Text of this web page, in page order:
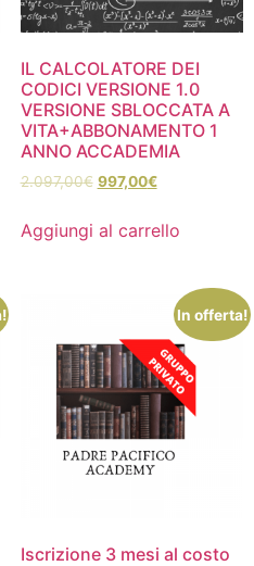
IL CALCOLATORE DEI
CODICI VERSIONE 1.0
VERSIONE SBLOCCATA A
VITA+ABBONAMENTO 1
ANNO ACCADEMIA
2.097,00€ 997,00€
Aggiungi al carrello
In offerta!
Iscrizione 3 mesi al costo